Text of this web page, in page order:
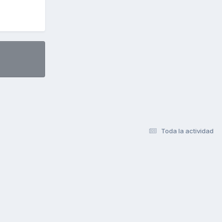
Toda la actividad